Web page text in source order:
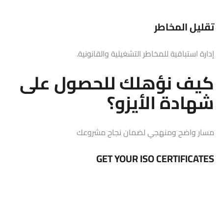
تقليل المخاطر
إدارة استباقية للمخاطر التشغيلية والقانونية.
كيف نؤهلك للحصول على
شهادة الأيزو؟
مسار واضح ومنهجي لضمان نجاح مشروعك
GET YOUR ISO CERTIFICATES